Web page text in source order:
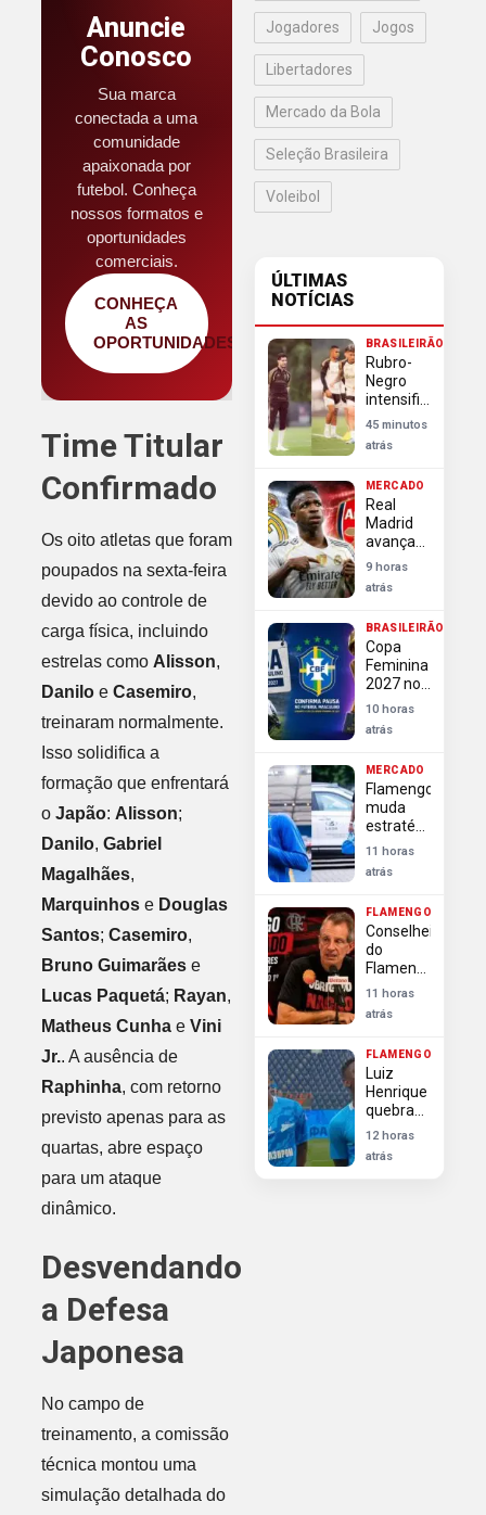
Anuncie
Conosco
Sua marca
conectada a uma
comunidade
apaixonada por
futebol. Conheça
nossos formatos e
oportunidades
comerciais.
CONHEÇA
AS
OPORTUNIDADES
Time Titular
Confirmado
Os oito atletas que foram
poupados na sexta-feira
devido ao controle de
carga física, incluindo
estrelas como Alisson,
Daniloe Casemiro,
treinaram normalmente.
Isso solidifica a
formação que enfrentará
o Japão: Alisson;
Danilo, Gabriel
Magalhães,
Marquinhose Douglas
Santos; Casemiro,
Bruno Guimarãese
Lucas Paquetá; Rayan,
Matheus Cunhae Vini
Jr.. A ausência de
Raphinha, com retorno
previsto apenas para as
quartas, abre espaço
para um ataque
dinâmico.
Desvendando
a Defesa
Japonesa
No campo de
treinamento, a comissão
técnica montou uma
simulação detalhada do
Jogadores Jogos
Libertadores
Mercado da Bola
Seleção Brasileira
Voleibol
ÚLTIMAS
NOTÍCIAS
BRASILEIRÃO
Rubro-
Negro
intensifica
preparação
para
enfrentar
45 minutos
atrás
MERCADO
Real
Madrid
avança
em
negociação
e blinda
contra
investida
do
Arsenal
9 horas
atrás
BRASILEIRÃO
Copa
Feminina
2027 no
Brasil
causa
paralisação
futebol
masculino
10 horas
atrás
MERCADO
Flamengo
muda
estratégia
e
pressiona
por
rápida na
contratação
de Luiz
Henrique
11 horas
atrás
FLAMENGO
Conselheiros
do
Flamengo
exigem
transparência
e
da
diretoria
após
déficit
11 horas
atrás
FLAMENGO
Luiz
Henrique
quebra
silêncio
após
avanços
12 horas
atrás